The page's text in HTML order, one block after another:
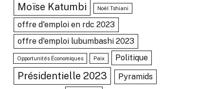
Moïse Katumbi Noël Tshiani
offre d'emploi en rdc 2023
offre d'emploi lubumbashi 2023
Opportunités Économiques Paix Politique
Présidentielle 2023 Pyramids